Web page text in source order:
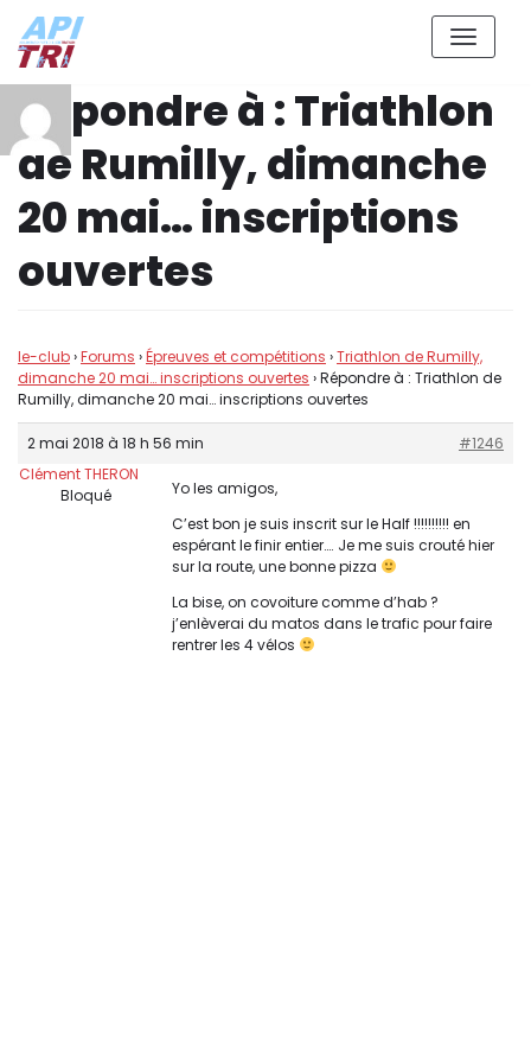
Aller
contenu
Répondre à : Triathlon
de Rumilly, dimanche
20 mai… inscriptions
ouvertes
le-club›Forums ›Épreuves et compétitions ›Triathlon de Rumilly,
dimanche 20 mai… inscriptions ouvertes ›Répondre à : Triathlon de
Rumilly, dimanche 20 mai… inscriptions ouvertes
2 mai 2018 à 18 h 56 min
#1246
Clément THERON
Bloqué
Yo les amigos,
C’est bon je suis inscrit sur le Half !!!!!!!!!! en
espérant le finir entier…. Je me suis crouté hier
sur la route, une bonne pizza
La bise, on covoiture comme d’hab ?
j’enlèverai du matos dans le trafic pour faire
rentrer les 4 vélos